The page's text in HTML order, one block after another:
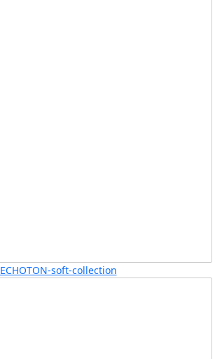
ECHOTON-soft-collection